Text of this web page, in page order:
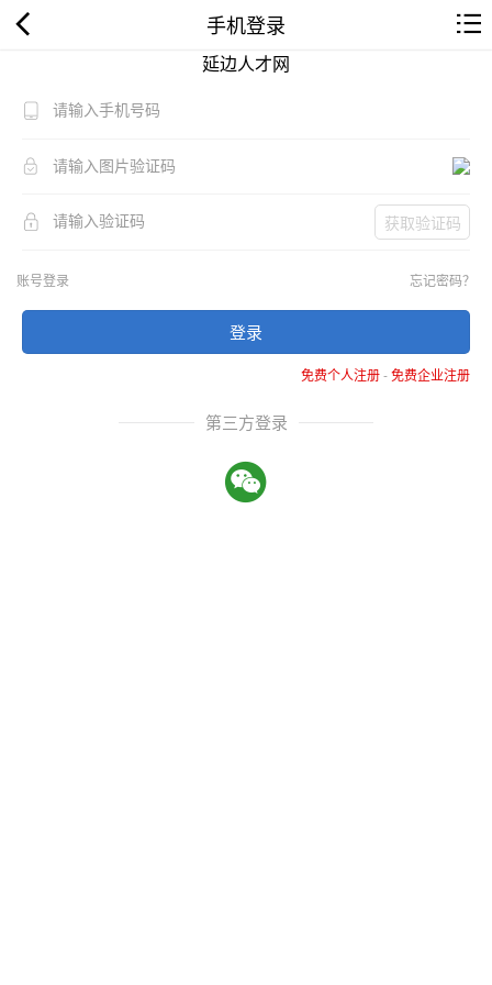
手机登录
延边人才网
获取验证码
账号登录 忘记密码？
登录
免费个人注册-免费企业注册
第三方登录